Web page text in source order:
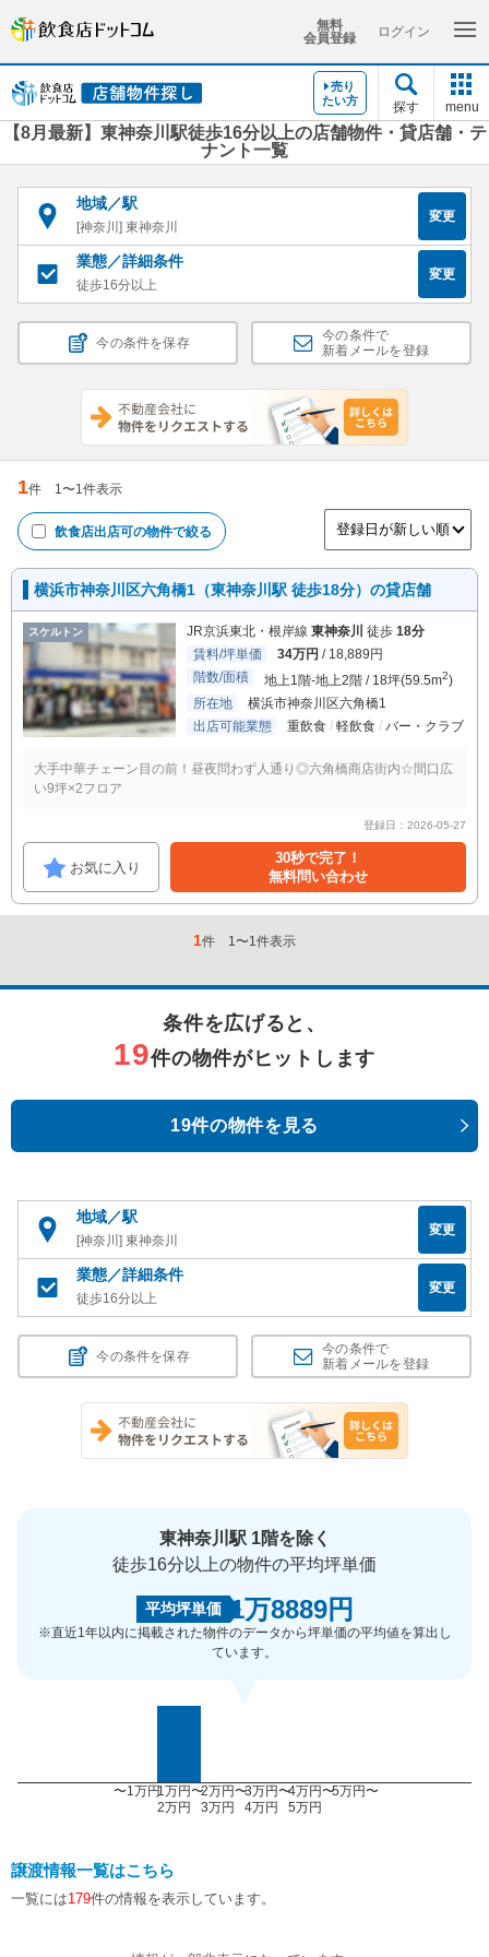
無料
会員登録
ログイン
売り
たい方
探す menu
【8月最新】東神奈川駅徒歩16分以上の店舗物件・貸店舗・テ
ナント一覧
地域／駅
[神奈川] 東神奈川
変更
業態／詳細条件
徒歩16分以上
変更
今の条件を保存
今の条件で
新着メールを登録
1件 1〜1件表示
飲食店出店可の物件で絞る
横浜市神奈川区六角橋1（東神奈川駅 徒歩18分）の貸店舗
スケルトン JR京浜東北・根岸線 東神奈川 徒歩 18分
賃料/坪単価
34万円 / 18,889円
階数/面積
地上1階-地上2階 / 18坪(59.5m2)
所在地
横浜市神奈川区六角橋1
出店可能業態
重飲食 軽飲食 バー・クラブ
大手中華チェーン目の前！昼夜問わず人通り◎六角橋商店街内☆間口広
い9坪×2フロア
登録日：2026-05-27
お気に入り
30秒で完了！
無料問い合わせ
1件 1〜1件表示
条件を広げると、
19件の物件がヒットします
19件の物件を見る
地域／駅
[神奈川] 東神奈川
変更
業態／詳細条件
徒歩16分以上
変更
今の条件を保存
今の条件で
新着メールを登録
東神奈川駅 1階を除く
徒歩16分以上の物件の平均坪単価
平均坪単価 1万8889円
※直近1年以内に掲載された物件のデータから坪単価の平均値を算出し
ています。
〜1万円1万円〜
2万円
2万円〜
3万円
3万円〜
4万円
4万円〜
5万円
5万円〜
譲渡情報一覧はこちら
一覧には179件の情報を表示しています。